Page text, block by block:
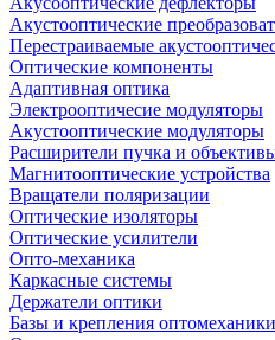
Акустооптические
Перестраиваемые
Оптические компоненты
Адаптивная оптика
Электрооптичесие модуляторы
Акустооптические модуляторы
Расширители пучка и
Магнитооптические устройства
Вращатели поляризации
Оптические изоляторы
Оптические усилители
Опто-механика
Каркасные системы
Держатели оптики
Базы и крепления оптомеханики